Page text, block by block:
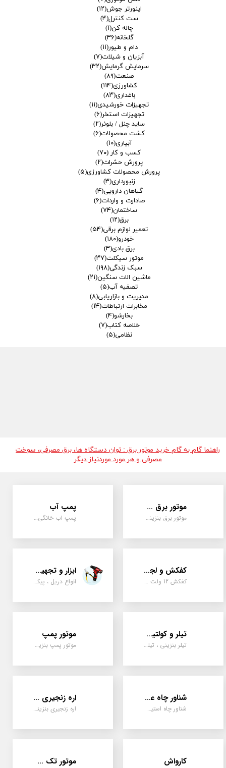
اینورتر جوش(۱۲)
ست کنترل(۴)
چاله کن(۱)
گلخانه(۳۶)
دام و طیور(۱۱)
آبزیان و شیلات(۷)
سرمایش گرمایش(۳۲)
صنعت(۸۹)
کشاورزی(۱۱۴)
باغداری(۸۳)
تجهیزات خورشیدی(۱۱)
تجهیزات استخر(۶)
ساید چنل / بلوئر(۲)
کشت محصولات(۶)
آبیاری(۱۰)
کسب و کار (۷۰)
پرورش حشرات(۲)
پرورش محصولات کشاورزی(۵)
زنبورداری(۳)
گیاهان دارویی(۴)
صادارت و واردات(۶)
ساختمان(۷۴)
برق(۱۲)
تعمیر لوازم برقی(۵۴)
خودرو(۱۸۰)
برق بادی(۳)
موتور سیکلت(۳۷)
سبک زندگی(۱۹۸)
ماشین الات سنگین(۲۱)
تصفیه آب(۵)
مدیریت و بازاریابی(۸)
مخابرات ارتباطات(۱۴)
بخارشو(۴)
خلاصه کتاب(۷)
نظامی(۵)
راهنما گام به گام خرید موتور برق : توان دستگاه ها، برق مصرفی، سوخت
مصرفی و هر مورد موردنیاز دیگر
موتور برق و ژنراتور
موتور برق بنزینی، دیزلی ، گازی ، سه گانه سوز
پمپ آب
پمپ اب خانگی، بشقابی ، جتی ، دو پروانه کشاورزی
کفکش و لجن کش
کفکش 12 ولت ، 220 ولت ، یک اینچ به بالا لجن کش کاتردار، لجن کش چدنی
ابزار و تجهیزات
انواع دریل ، پیکور، ابزارالات، سیل مکانیکی، قطعات پمپ
تیلر و کولتیواتور
تیلر بنزینی ، تیلر دیزل، تیلر چهار چرخ، تیلر مزرعه و کشاورزی
موتور پمپ
موتور پمپ بنزینی، دیزلی، نفتی ، یک اینچ به بالا
شناور چاه عمیق
شناور چاه استیل ، تک فاز و سه فاز، یک اینچ به بالا
اره زنجیری / علفتراش
اره زنجیری بنزینی ، علفتراش دو زمانه و چهار زمانه ، دوشی و پشتی
کارواش موتور تک سیلندر